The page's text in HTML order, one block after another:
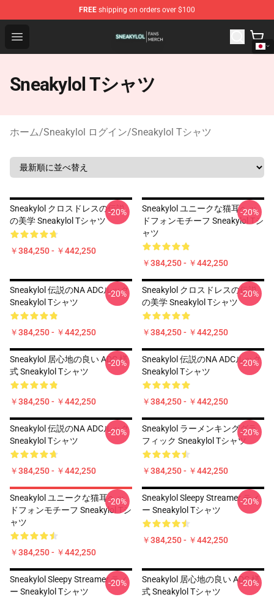
FREE shipping on orders over $100
Open menu
Sneakylol Shop - Official Sneakylol Merchandise Store
Sneakylol Tシャツ
ホーム/Sneakylol ログイン/Sneakylol Tシャツ
Sneakylol クロスドレスの伝説
の美学 Sneakylol Tシャツ
￥384,250 - ￥442,250
-20%
Sneakylol ユニークな猫耳ヘッ
ドフォンモチーフ Sneakylol Tシ
ャツ
￥384,250 - ￥442,250
-20%
Sneakylol 伝説のNA ADCルック
Sneakylol Tシャツ
￥384,250 - ￥442,250
-20%
Sneakylol クロスドレスの伝説
の美学 Sneakylol Tシャツ
￥384,250 - ￥442,250
-20%
Sneakylol 居心地の良い ADC 様
式 Sneakylol Tシャツ
￥384,250 - ￥442,250
-20%
Sneakylol 伝説のNA ADCルック
Sneakylol Tシャツ
￥384,250 - ￥442,250
-20%
Sneakylol 伝説のNA ADCルック
Sneakylol Tシャツ
￥384,250 - ￥442,250
-20%
Sneakylol ラーメンキンググラ
フィック Sneakylol Tシャツ
￥384,250 - ￥442,250
-20%
Sneakylol ユニークな猫耳ヘッ
ドフォンモチーフ Sneakylol Tシ
ャツ
￥384,250 - ￥442,250
-20%
Sneakylol Sleepy Streamer ティ
ー Sneakylol Tシャツ
￥384,250 - ￥442,250
-20%
Sneakylol Sleepy Streamer ティ
ー Sneakylol Tシャツ
-20%
Sneakylol 居心地の良い ADC 様
式 Sneakylol Tシャツ
-20%